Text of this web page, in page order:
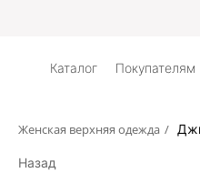
Каталог Покупателям
Женская верхняя одежда /
Назад